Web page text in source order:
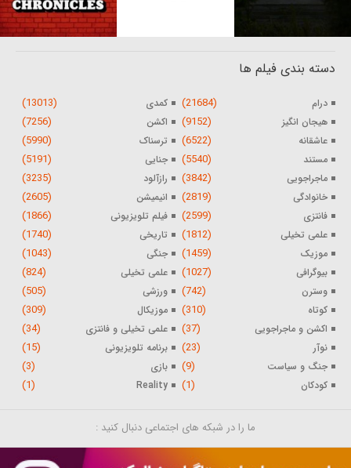
دسته بندی فیلم ها
درام (21684) کمدی (13013)
هیجان انگیز (9152) اکشن (7256)
عاشقانه (6522) ترسناک (5990)
مستند (5540) جنایی (5191)
ماجراجویی (3842) رازآلود (3235)
خانوادگی (2819) انیمیشن (2605)
فانتزی (2599) فیلم تلویزیونی (1866)
علمی تخیلی (1812) تاریخی (1740)
موزیک (1459) جنگی (1043)
بیوگرافی (1027) علمی تخیلی (824)
وسترن (742) ورزشی (505)
کوتاه (310) موزیکال (309)
اکشن و ماجراجویی (37) علمی تخیلی و فانتزی (34)
نوآر (23) برنامه تلویزیونی (15)
جنگ و سیاست (9) بازی (3)
کودکان (1)
Reality
(1)
ما را در شبکه های اجتماعی دنبال کنید :